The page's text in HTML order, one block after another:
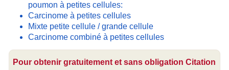
poumon à petites cellules:
Carcinome à petites cellules
Mixte petite cellule / grande cellule
Carcinome combiné à petites cellules
Pour obtenir gratuitement et sans obligation Citation